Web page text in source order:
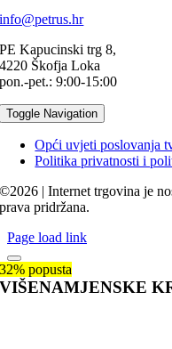
info@petrus.hr
PE Kapucinski trg 8,
4220 Škofja Loka
pon.-pet.: 9:00-15:00
Toggle Navigation
Opći uvjeti poslovanja
Politika privatnosti i
©2026 | Internet trgovina je
prava pridržana.
Page load link
32% popusta
VIŠENAMJENSKE